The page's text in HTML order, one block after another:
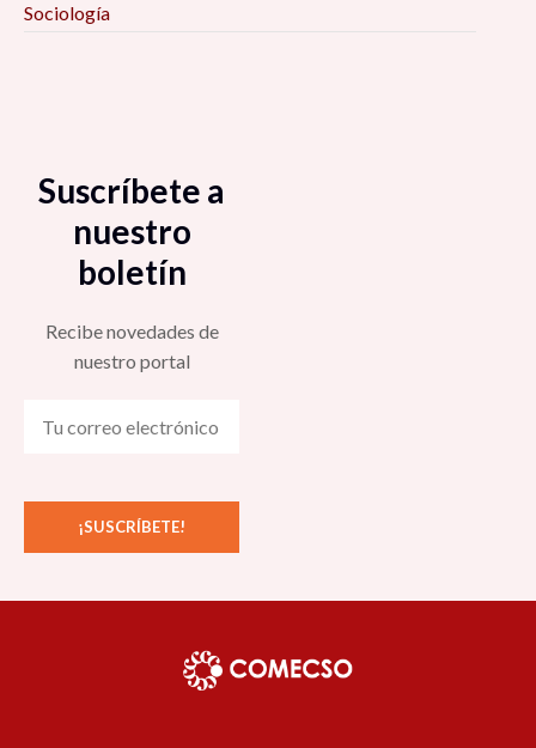
Sociología
Suscríbete a
nuestro
boletín
Recibe novedades de
nuestro portal